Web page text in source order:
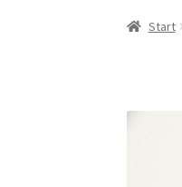
Start AGB
Start